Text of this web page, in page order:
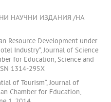
НАУЧНИ ИЗДАНИЯ /НА
Resource Development under
Industry“, Journal of Science
for Education, Science and
1314-295X
of Tourism“, Journal of
Chamber for Education,